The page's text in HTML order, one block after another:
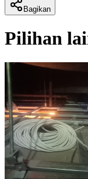
Bagikan
Pilihan